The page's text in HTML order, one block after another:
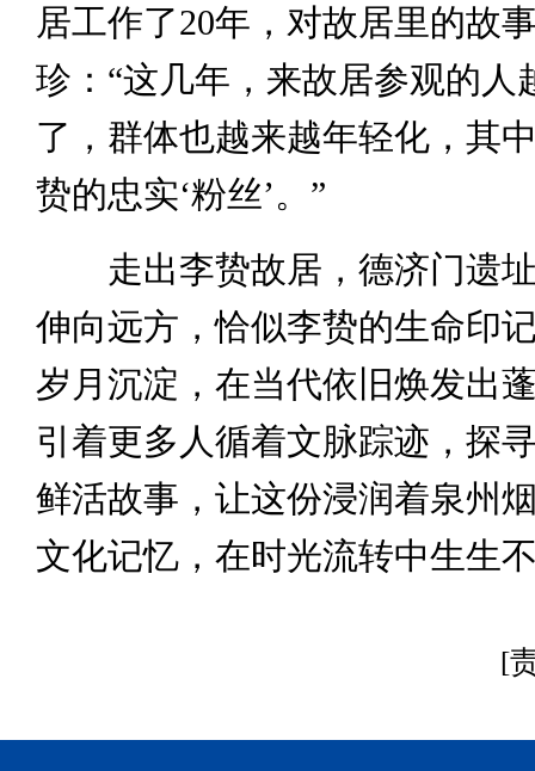
居工作了20年，对故居里的故
珍：“这几年，来故居参观的人
了，群体也越来越年轻化，其
贽的忠实‘粉丝’。”
走出李贽故居，德济门遗址
伸向远方，恰似李贽的生命印
岁月沉淀，在当代依旧焕发出
引着更多人循着文脉踪迹，探
鲜活故事，让这份浸润着泉州
文化记忆，在时光流转中生生
[